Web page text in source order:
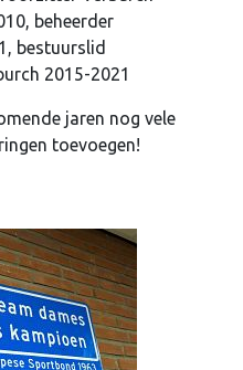
beheerder
bestuurslid
2015-2021
jaren nog vele
toevoegen!